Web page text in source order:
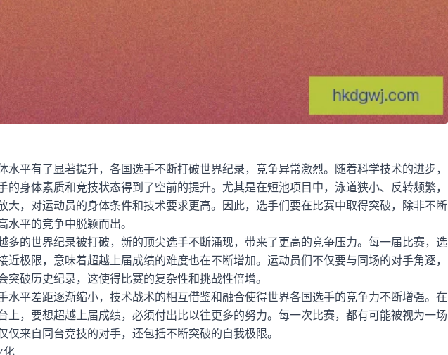
水平有了显著提升，各国选手不断打破世界纪录，竞争异常激烈。随着科学技术的进步，
的身体素质和竞技状态得到了空前的提升。尤其是在短池项目中，泳道狭小、反转频繁，
大，对运动员的身体条件和技术要求更高。因此，选手们要在比赛中取得突破，除非不断
平的竞争中脱颖而出。
多的世界纪录被打破，新的顶尖选手不断涌现，带来了更高的竞争压力。每一届比赛，选
近极限，意味着超越上届成绩的难度也在不断增加。运动员们不仅要与同场的对手角逐，
破历史纪录，这使得比赛的复杂性和挑战性倍增。
水平差距逐渐缩小，技术战术的相互借鉴和融合使得世界各国选手的竞争力不断增强。在
上，要想超越上届成绩，必须付出比以往更多的努力。每一次比赛，都有可能被视为一场
来自同台竞技的对手，还包括不断突破的自我极限。
化